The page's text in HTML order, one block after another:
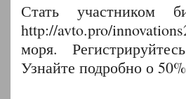
Стать участником
http://avto.pro/
моря.
Узнайте подробно о